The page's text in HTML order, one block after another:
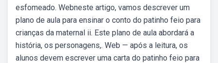
esfomeado. Webneste artigo, vamos descrever um
plano de aula para ensinar o conto do patinho feio para
crianças da maternal ii. Este plano de aula abordará a
história, os personagens,. Web — após a leitura, os
alunos devem escrever uma carta do patinho feio para